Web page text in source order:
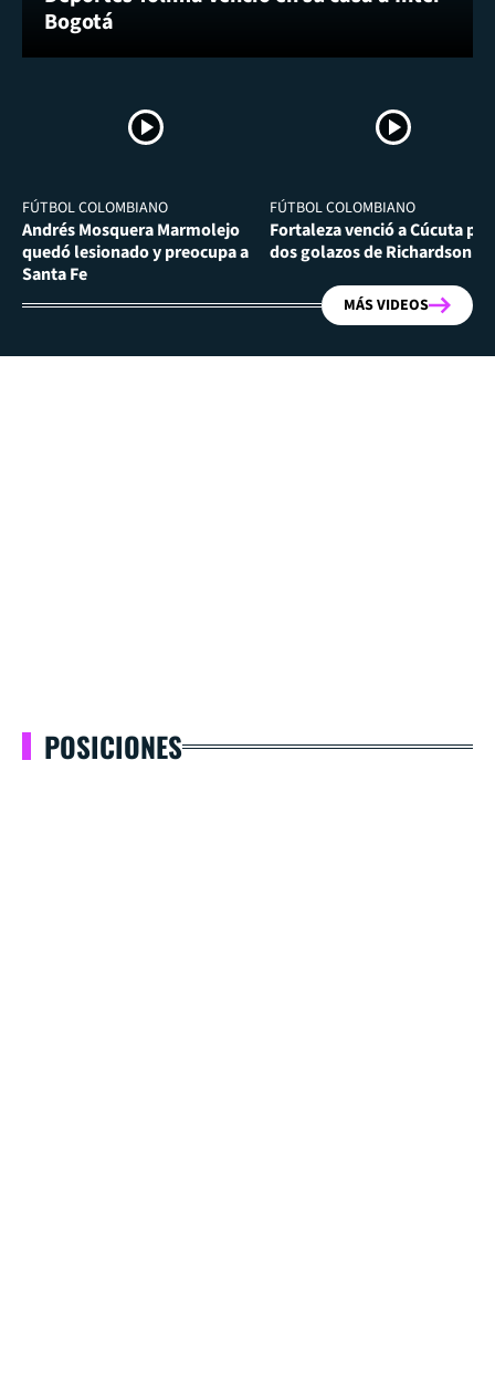
Bogotá
FÚTBOL COLOMBIANO
Andrés Mosquera Marmolejo
quedó lesionado y preocupa a
Santa Fe
FÚTBOL COLOMBIANO
Fortaleza venció a Cúcuta por
dos golazos de Richardson
MÁS VIDEOS
POSICIONES